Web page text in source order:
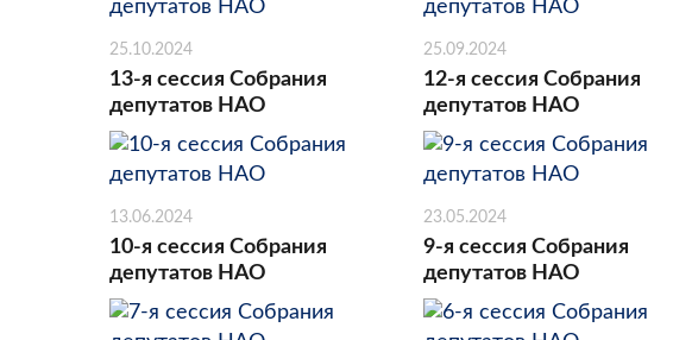
25.10.2024
13-я сессия Собрания
депутатов НАО
25.09.2024
12-я сессия Собрания
депутатов НАО
13.06.2024
10-я сессия Собрания
депутатов НАО
23.05.2024
9-я сессия Собрания
депутатов НАО